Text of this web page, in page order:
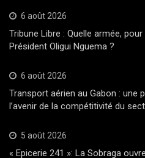
6 août 2026
Tribune Libre : Quelle armée,
Président Oligui Nguema ?
6 août 2026
Transport aérien au Gabon : une
l’avenir de la compétitivité du
5 août 2026
« Epicerie 241 »: La Sobraga